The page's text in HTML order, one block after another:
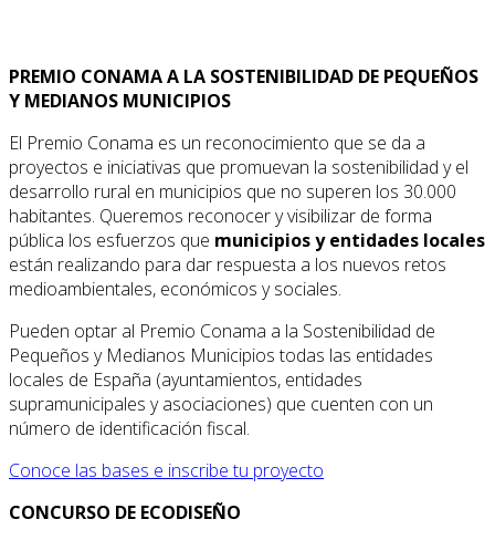
PREMIO CONAMA A LA SOSTENIBILIDAD DE PEQUEÑOS
Y MEDIANOS MUNICIPIOS
El Premio Conama es un reconocimiento que se da a
proyectos e iniciativas que promuevan la sostenibilidad y el
desarrollo rural en municipios que no superen los 30.000
habitantes. Queremos reconocer y visibilizar de forma
pública los esfuerzos que municipios y entidades locales
están realizando para dar respuesta a los nuevos retos
medioambientales, económicos y sociales.
Pueden optar al Premio Conama a la Sostenibilidad de
Pequeños y Medianos Municipios todas las entidades
locales de España (ayuntamientos, entidades
supramunicipales y asociaciones) que cuenten con un
número de identificación fiscal.
Conoce las bases e inscribe tu proyecto
CONCURSO DE ECODISEÑO